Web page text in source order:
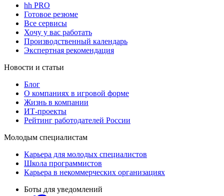
hh PRO
Готовое резюме
Все сервисы
Хочу у вас работать
Производственный календарь
Экспертная рекомендация
Новости и статьи
Блог
О компаниях в игровой форме
Жизнь в компании
ИТ-проекты
Рейтинг работодателей России
Молодым специалистам
Карьера для молодых специалистов
Школа программистов
Карьера в некоммерческих организациях
Боты для уведомлений